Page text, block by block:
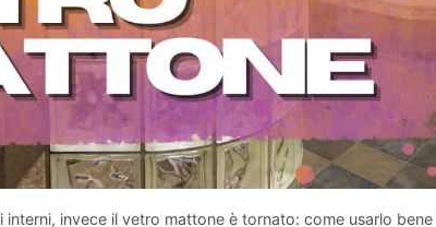
interni, invece il vetro mattone è tornato: come usarlo